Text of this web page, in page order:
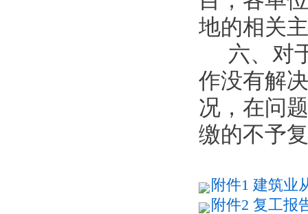
地的相关
六、对
作没有解
况，在问
缴的不予
附件1 建筑业
附件2 复工报